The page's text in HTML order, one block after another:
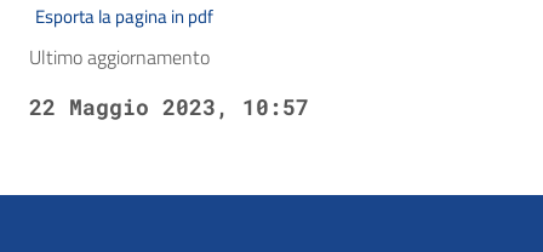
Esporta la pagina in pdf
Ultimo aggiornamento
22 Maggio 2023, 10:57